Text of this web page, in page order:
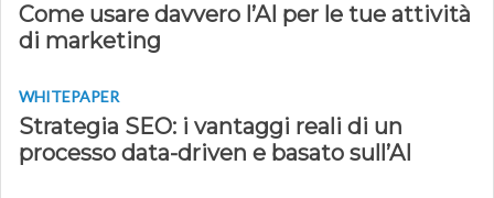
Come usare davvero l’AI per le tue attività
di marketing
WHITEPAPER
Strategia SEO: i vantaggi reali di un
processo data-driven e basato sull’AI